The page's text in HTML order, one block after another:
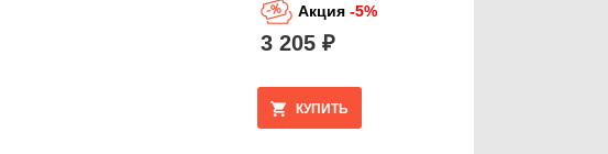
КУПИТЬ
Акция -5%
3 205 ₽